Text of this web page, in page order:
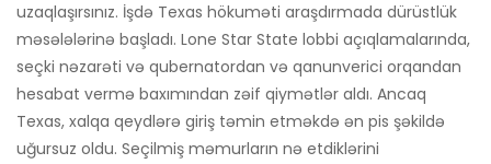
uzaqlaşırsınız. İşdə Texas hökuməti araşdırmada dürüstlük
məsələlərinə başladı. Lone Star State lobbi açıqlamalarında,
seçki nəzarəti və qubernatordan və qanunverici orqandan
hesabat vermə baxımından zəif qiymətlər aldı. Ancaq
Texas, xalqa qeydlərə giriş təmin etməkdə ən pis şəkildə
uğursuz oldu. Seçilmiş məmurların nə etdiklərini